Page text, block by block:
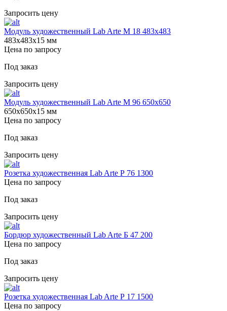
Запросить цену
Модуль художественный Lab Arte М 18 483х483
483х483х15 мм
Цена по запросу
Под заказ
Запросить цену
Модуль художественный Lab Arte М 96 650х650
650х650х15 мм
Цена по запросу
Под заказ
Запросить цену
Розетка художественная Lab Arte Р 76 1300
Цена по запросу
Под заказ
Запросить цену
Бордюр художественный Lab Arte Б 47 200
Цена по запросу
Под заказ
Запросить цену
Розетка художественная Lab Arte Р 17 1500
Цена по запросу